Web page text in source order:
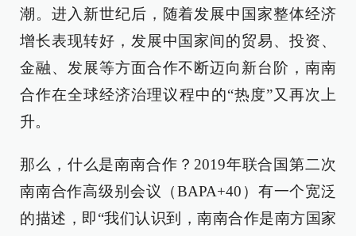
潮。进入新世纪后，随着发展中国家整体经济
增长表现转好，发展中国家间的贸易、投资、
金融、发展等方面合作不断迈向新台阶，南南
合作在全球经济治理议程中的“热度”又再次上
升。
那么，什么是南南合作？2019年联合国第二次
南南合作高级别会议（BAPA+40）有一个宽泛
的描述，即“我们认识到，南南合作是南方国家